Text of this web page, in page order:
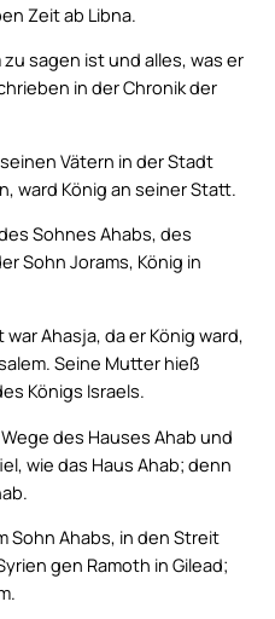
Zeit ab Libna.
sagen ist und alles, was er
in der Chronik der
Vätern in der Stadt
ward König an seiner Statt.
Sohnes Ahabs, des
Sohn Jorams, König in
Ahasja, da er König ward,
Seine Mutter hieß
Königs Israels.
des Hauses Ahab und
wie das Haus Ahab; denn
Sohn Ahabs, in den Streit
gen Ramoth in Gilead;